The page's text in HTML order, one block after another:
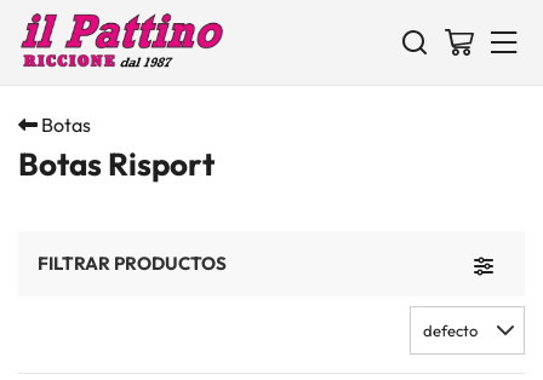
Botas
Botas Risport
Toggle
FILTRAR PRODUCTOS
defecto